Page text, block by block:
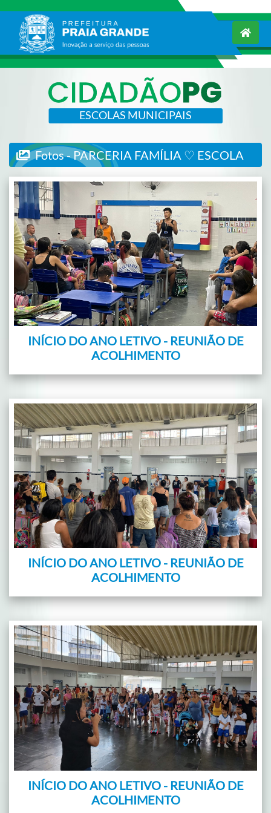
ESCOLAS MUNICIPAIS
Fotos - PARCERIA FAMÍLIA ♡ ESCOLA
INÍCIO DO ANO LETIVO - REUNIÃO DE
ACOLHIMENTO
INÍCIO DO ANO LETIVO - REUNIÃO DE
ACOLHIMENTO
INÍCIO DO ANO LETIVO - REUNIÃO DE
ACOLHIMENTO